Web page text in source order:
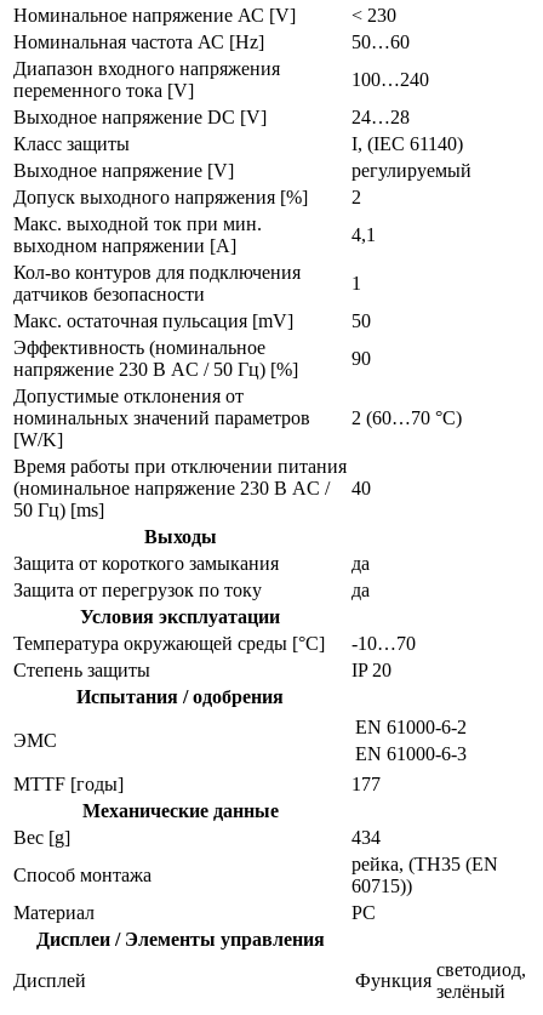
Номинальное напряжение АС [V]
< 230
Номинальная частота АС [Hz]
50…60
Диапазон входного напряжения
переменного тока [V]
100…240
Выходное напряжение DC [V]
24…28
Класс защиты
I, (IEC 61140)
Выходное напряжение [V]
регулируемый
Допуск выходного напряжения [%]
2
Макс. выходной ток при мин.
выходном напряжении [A]
4,1
Кол-во контуров для подключения
датчиков безопасности
1
Макс. остаточная пульсация [mV]
50
Эффективность (номинальное
напряжение 230 В AC / 50 Гц) [%]
90
Допустимые отклонения от
номинальных значений параметров
[W/K]
2 (60…70 °C)
Время работы при отключении питания
(номинальное напряжение 230 В AC /
50 Гц) [ms]
40
Выходы
Защита от короткого замыкания
да
Защита от перегрузок по току
да
Условия эксплуатации
Температура окружающей среды [°C]
-10…70
Степень защиты
IP 20
Испытания / одобрения
ЭMC
EN 61000-6-2
EN 61000-6-3
MTTF [годы]
177
Механические данные
Вес [g]
434
Способ монтажа
рейка, (TH35 (EN
60715))
Материал
PC
Дисплеи / Элементы управления
Дисплей
Функция
светодиод,
зелёный